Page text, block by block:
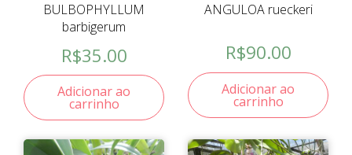
BULBOPHYLLUM
barbigerum
R$35.00
Adicionar ao
carrinho
ANGULOA rueckeri
R$90.00
Adicionar ao
carrinho